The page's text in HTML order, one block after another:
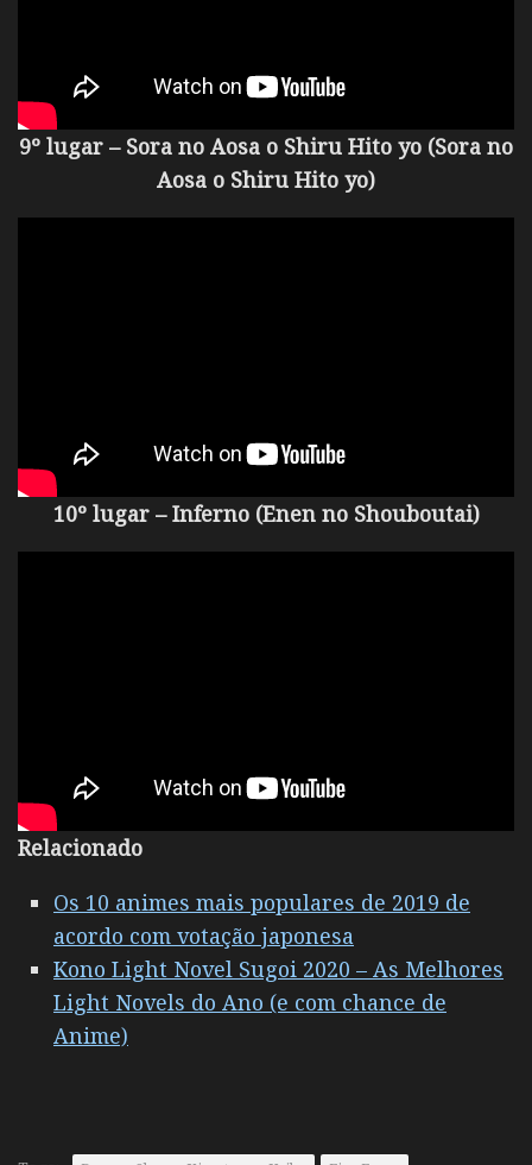
9º lugar – Sora no Aosa o Shiru Hito yo (Sora no
Aosa o Shiru Hito yo)
10º lugar – Inferno (Enen no Shouboutai)
Relacionado
Os 10 animes mais populares de 2019 de
acordo com votação japonesa
Kono Light Novel Sugoi 2020 – As Melhores
Light Novels do Ano (e com chance de
Anime)